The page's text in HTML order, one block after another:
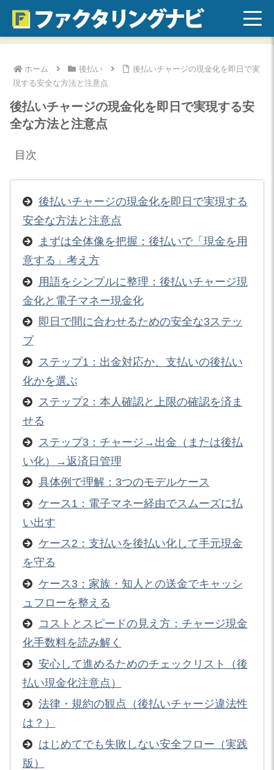
ホーム 後払い
後払いチャージの現金化を即日で実
現する安全な方法と注意点
後払いチャージの現金化を即日で実現する安
全な方法と注意点
目次
後払いチャージの現金化を即日で実現する
安全な方法と注意点
まずは全体像を把握：後払いで「現金を用
意する」考え方
用語をシンプルに整理：後払いチャージ現
金化と電子マネー現金化
即日で間に合わせるための安全な3ステッ
プ
ステップ1：出金対応か、支払いの後払い
化かを選ぶ
ステップ2：本人確認と上限の確認を済ま
せる
ステップ3：チャージ→出金（または後払
い化）→返済日管理
具体例で理解：3つのモデルケース
ケース1：電子マネー経由でスムーズに払
い出す
ケース2：支払いを後払い化して手元現金
を守る
ケース3：家族・知人との送金でキャッシ
ュフローを整える
コストとスピードの見え方：チャージ現金
化手数料を読み解く
安心して進めるためのチェックリスト（後
払い現金化注意点）
法律・規約の観点（後払いチャージ違法性
は？）
はじめてでも失敗しない安全フロー（実践
版）